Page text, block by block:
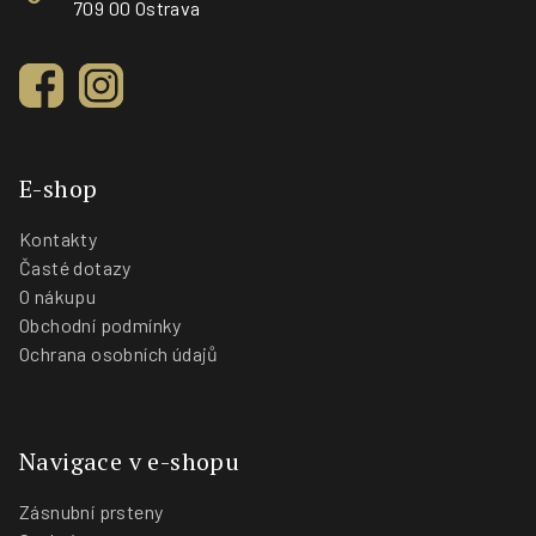
709 00 Ostrava
E-shop
Kontakty
Časté dotazy
O nákupu
Obchodní podmínky
Ochrana osobních údajů
Navigace v e-shopu
Zásnubní prsteny